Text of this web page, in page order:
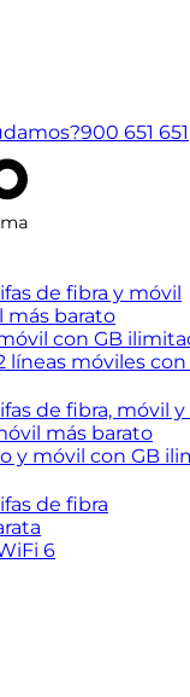
900 651 651
de fibra y móvil
más barato
con GB
líneas móviles
de fibra, móvil
más barato
y móvil con GB
de fibra
6